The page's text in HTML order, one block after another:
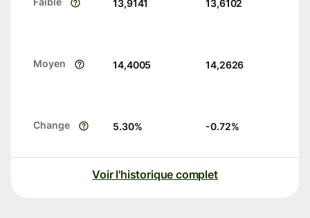
13,9141 13,6102
Moyen 14,4005 14,2626
Change 5.30% -0.72%
Voir l'historique complet